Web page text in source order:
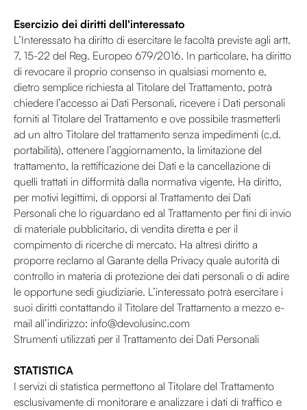
Esercizio dei diritti dell'interessato
L’Interessato ha diritto di esercitare le facoltà previste agli artt.
7, 15-22 del Reg. Europeo 679/2016. In particolare, ha diritto
di revocare il proprio consenso in qualsiasi momento e,
dietro semplice richiesta al Titolare del Trattamento, potrà
chiedere l’accesso ai Dati Personali, ricevere i Dati personali
forniti al Titolare del Trattamento e ove possibile trasmetterli
ad un altro Titolare del trattamento senza impedimenti (c.d.
portabilità), ottenere l’aggiornamento, la limitazione del
trattamento, la rettificazione dei Dati e la cancellazione di
quelli trattati in difformità dalla normativa vigente. Ha diritto,
per motivi legittimi, di opporsi al Trattamento dei Dati
Personali che lo riguardano ed al Trattamento per fini di invio
di materiale pubblicitario, di vendita diretta e per il
compimento di ricerche di mercato. Ha altresì diritto a
proporre reclamo al Garante della Privacy quale autorità di
controllo in materia di protezione dei dati personali o di adire
le opportune sedi giudiziarie. L’interessato potrà esercitare i
suoi diritti contattando il Titolare del Trattamento a mezzo e-
mail all’indirizzo: info@devolusinc.com
Strumenti utilizzati per il Trattamento dei Dati Personali
STATISTICA
I servizi di statistica permettono al Titolare del Trattamento
esclusivamente di monitorare e analizzare i dati di traffico e